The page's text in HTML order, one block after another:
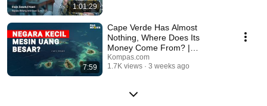
1:01:29
7:59
Cape Verde Has Almost
Nothing, Where Does Its
Money Come From? |
FILONOMICS
Kompas.com
1.7K views
3 weeks ago